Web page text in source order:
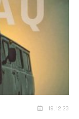
19.12.23